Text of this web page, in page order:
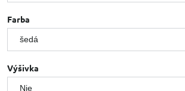
Farba
Výšivka